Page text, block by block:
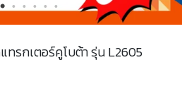
รกเตอร์คูโบต้า รุ่น L2605